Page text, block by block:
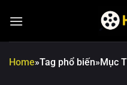
đến
Home»Tag phổ biến»Mục